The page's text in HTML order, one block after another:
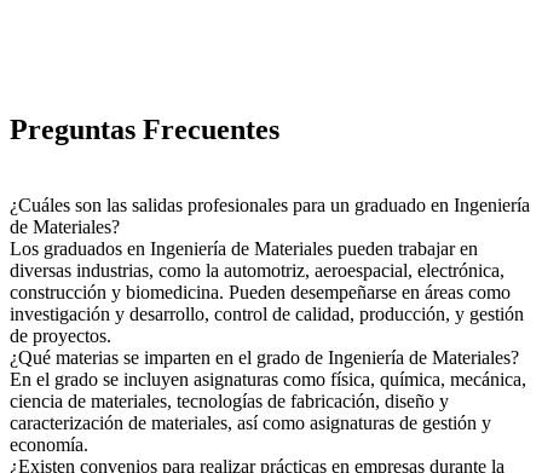
Preguntas Frecuentes
¿Cuáles son las salidas profesionales para un graduado en Ingeniería
de Materiales?
Los graduados en Ingeniería de Materiales pueden trabajar en
diversas industrias, como la automotriz, aeroespacial, electrónica,
construcción y biomedicina. Pueden desempeñarse en áreas como
investigación y desarrollo, control de calidad, producción, y gestión
de proyectos.
¿Qué materias se imparten en el grado de Ingeniería de Materiales?
En el grado se incluyen asignaturas como física, química, mecánica,
ciencia de materiales, tecnologías de fabricación, diseño y
caracterización de materiales, así como asignaturas de gestión y
economía.
¿Existen convenios para realizar prácticas en empresas durante la